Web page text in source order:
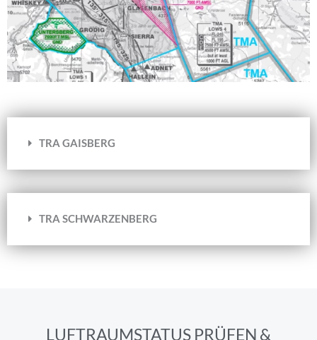
TRA GAISBERG
TRA SCHWARZENBERG
LUFTRAUMSTATUS PRÜFEN &